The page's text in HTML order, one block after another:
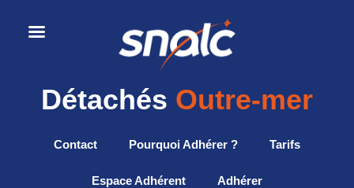
Détachés Outre-mer
Contact Pourquoi Adhérer ? Tarifs
Espace Adhérent Adhérer